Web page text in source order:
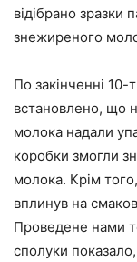
відібрано зразки
знежиреного
По закінченні
встановлено, що
молока надали
коробки змогли
молока. Крім
вплинув на
Проведене нами
сполуки